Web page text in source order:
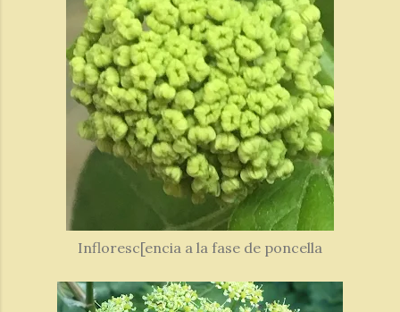
Infloresc[encia a la fase de poncella